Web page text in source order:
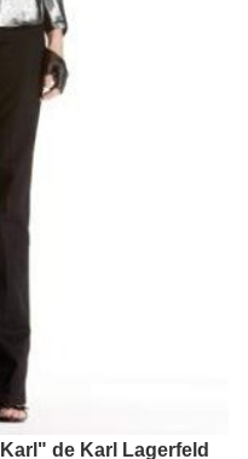
de Karl Lagerfeld